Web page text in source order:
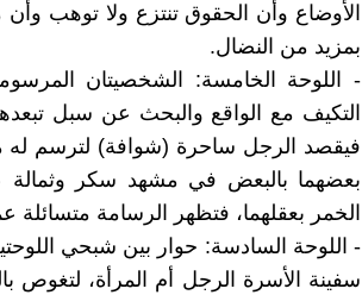
الأوضاع وأن الحقوق تنتزع ولا توهب وأن
بمزيد من النضال.
- اللوحة الخامسة: الشخصيتان
التكيف مع الواقع والبحث عن سبل
فيقصد الرجل ساحرة (شوافة) لترسم له
بعضهما بالبعض في مشهد سكر وثمالة
الخمر بعقلهما، فتظهر الرسامة
- اللوحة السادسة: حوار بين شبحي
سفينة الأسرة الرجل أم المرأة، لتغوص